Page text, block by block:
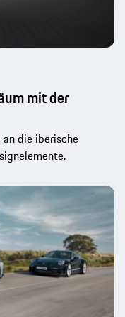
mit der
an die iberische